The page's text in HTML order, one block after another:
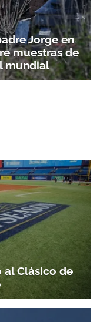
Jorge en
muestras de
mundial
al Clásico de